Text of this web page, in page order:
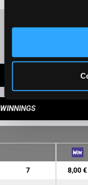
Presence of favorite
WINNINGS
7 8,00 €